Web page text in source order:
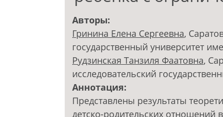
Авторы:
Гринина Елена Сергеевна,
государственный университет
Рудзинская Танзиля Фаатовна,
исследовательский
Аннотация:
Представлены результаты
детско-родительских отношений